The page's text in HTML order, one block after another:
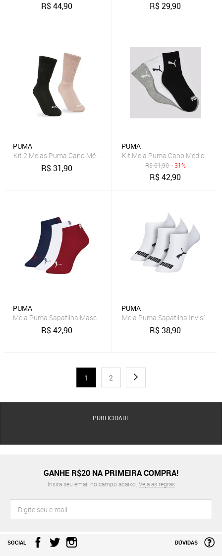
R$44,90 R$29,90
PUMA
Kit 2 Meias Puma Cano Médio Feminina 4845.001
R$31,90
PUMA
Kit Meia Puma Cano Médio 3
R$61,90 - 31%
R$42,90
PUMA
Meia Puma Sapatilha Masculina 4520.001 C/3
R$42,90
PUMA
Meia Puma Sapatilha Invisível
R$38,90
1 2
PUBLICIDADE
GANHE R$20 NA PRIMEIRA COMPRA!
Insira seu email no campo abaixo. Veja as regras
SOCIAL DÚVIDAS